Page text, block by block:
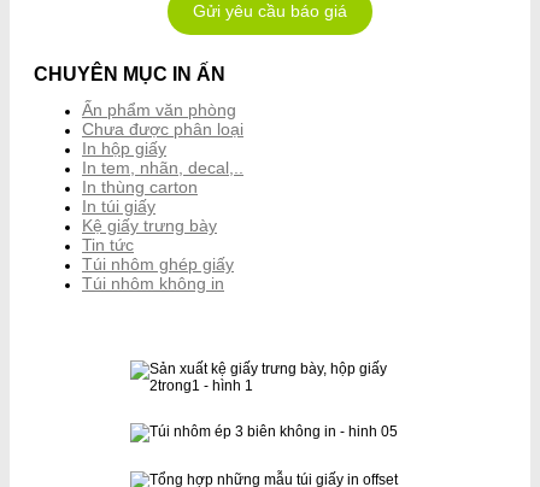
Gửi yêu cầu báo giá
CHUYÊN MỤC IN ẤN
Ấn phẩm văn phòng
Chưa được phân loại
In hộp giấy
In tem, nhãn, decal,..
In thùng carton
In túi giấy
Kệ giấy trưng bày
Tin tức
Túi nhôm ghép giấy
Túi nhôm không in